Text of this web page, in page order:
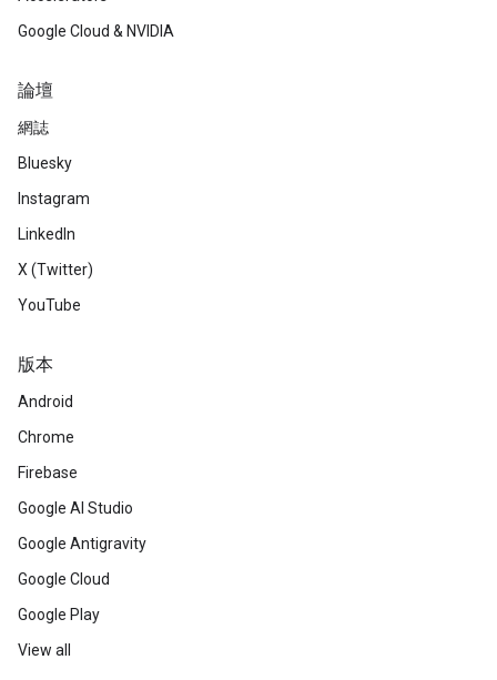
Google Cloud & NVIDIA
論壇
網誌
Bluesky
Instagram
LinkedIn
X (Twitter)
YouTube
版本
Android
Chrome
Firebase
Google AI Studio
Google Antigravity
Google Cloud
Google Play
View all